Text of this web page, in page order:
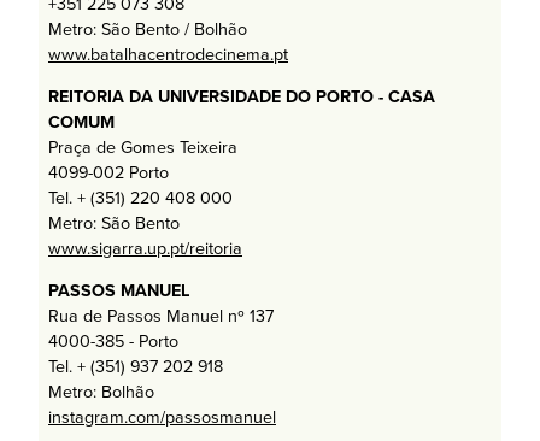
Metro: São Bento / Bolhão
www.batalhacentrodecinema.pt
REITORIA DA UNIVERSIDADE DO PORTO - CASA
COMUM
Praça de Gomes Teixeira
4099-002 Porto
Tel. + (351) 220 408 000
Metro: São Bento
www.sigarra.up.pt/reitoria
PASSOS MANUEL
Rua de Passos Manuel nº 137
4000-385 - Porto
Tel. + (351) 937 202 918
Metro: Bolhão
instagram.com/passosmanuel